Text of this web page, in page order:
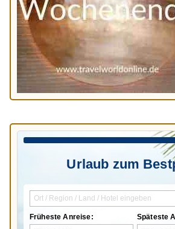
Urlaub zum
Früheste Anreise: Späteste